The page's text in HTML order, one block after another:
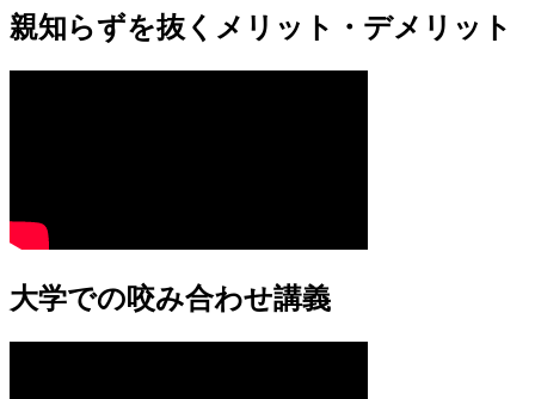
親知らずを抜くメリット・デメリット
大学での咬み合わせ講義